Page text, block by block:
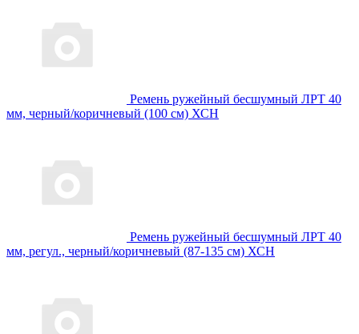
Ремень ружейный бесшумный ЛРТ 40
мм, черный/коричневый (100 см) ХСН
Ремень ружейный бесшумный ЛРТ 40
мм, регул., черный/коричневый (87-135 см) ХСН